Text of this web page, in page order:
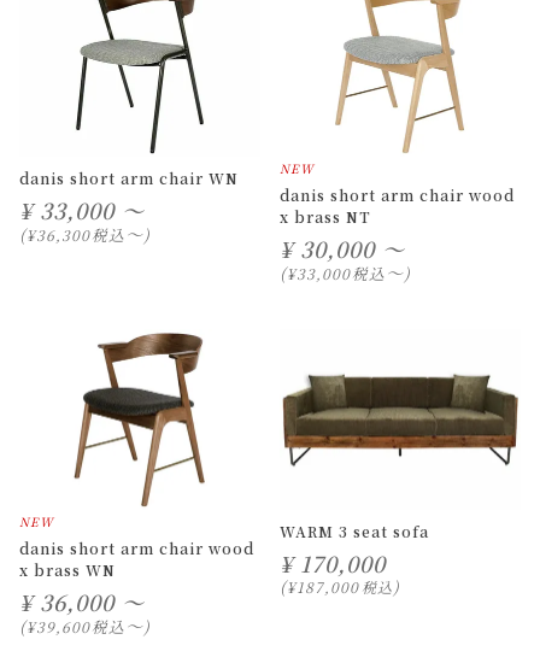
danis short arm chair WN
¥ 33,000 ～
¥36,300税込〜
NEW
danis short arm chair wood
x brass NT
¥ 30,000 ～
¥33,000税込〜
NEW
danis short arm chair wood
x brass WN
¥ 36,000 ～
¥39,600税込〜
WARM 3 seat sofa
¥ 170,000
¥187,000税込